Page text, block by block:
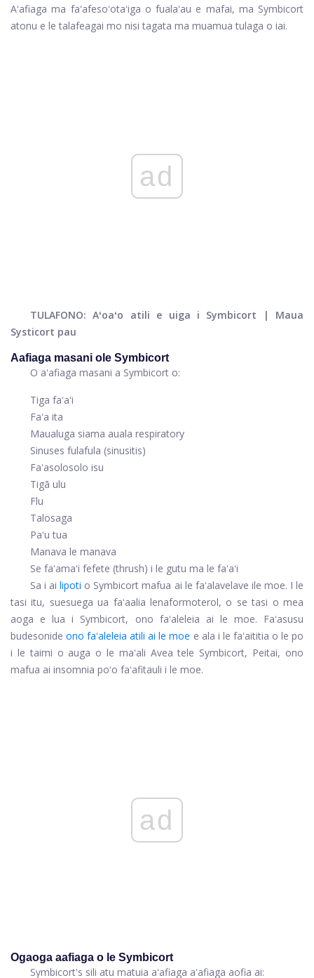
Aʻafiaga ma faʻafesoʻotaʻiga o fualaʻau e mafai, ma Symbicort
atonu e le talafeagai mo nisi tagata ma muamua tulaga o iai.
ad
TULAFONO: Aʻoaʻo atili e uiga i Symbicort | Maua
Systicort pau
Aafiaga masani ole Symbicort
O aʻafiaga masani a Symbicort o:
Tiga faʻaʻi
Faʻa ita
Maualuga siama auala respiratory
Sinuses fulafula (sinusitis)
Faʻasolosolo isu
Tigā ulu
Flu
Talosaga
Paʻu tua
Manava le manava
Se faʻamaʻi fefete (thrush) i le gutu ma le faʻaʻi
Sa i ai lipoti o Symbicort mafua ai le faʻalavelave ile moe. I le
tasi itu, suesuega ua faʻaalia lenaformoterol, o se tasi o mea
aoga e lua i Symbicort, ono faʻaleleia ai le moe. Faʻasusu
budesonide ono faʻaleleia atili ai le moe e ala i le faʻaititia o le po
i le taimi o auga o le maʻali Avea tele Symbicort, Peitai, ono
mafua ai insomnia poʻo faʻafitauli i le moe.
ad
Ogaoga aafiaga o le Symbicort
Symbicort's sili atu matuia aʻafiaga aʻafiaga aofia ai: